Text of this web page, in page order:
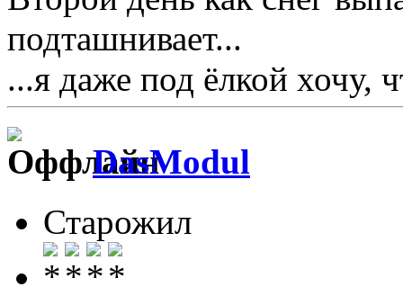
подташнивает...
...я даже под ёлкой хочу,
DasModul
Старожил